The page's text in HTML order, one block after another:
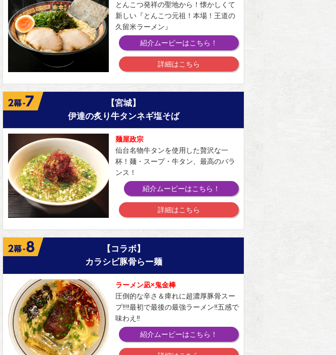
とんこつ発祥の聖地から！懐かしくて
新しい『とんこつ元祖！本場！王道の
久留米ラーメン』
紹介ムービーはこちら！
詳細はこちら
【宮城】
伊達の炙り牛タンネギ塩そば
麺屋政宗
仙台名物牛タンを使用した贅沢な一
杯！麺・スープ・牛タン、最高のバラ
ンス！
紹介ムービーはこちら！
詳細はこちら
【コラボ】
カラシビ豚骨らー麺
ラーメン凪×鬼金棒
圧倒的な辛さ＆痺れに超濃厚豚骨スー
プ‼‼最初で最後の最強ラーメン‼五感で
味わえ‼
紹介ムービーはこちら！